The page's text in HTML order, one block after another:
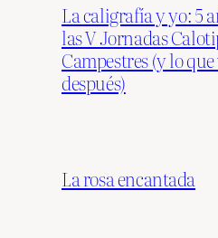
La caligrafía y yo: 5
las V Jornadas
Campestres (y lo
después)
La rosa encantada